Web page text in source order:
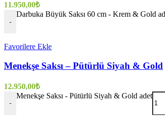
11.950,00₺
-
Darbuka Büyük Saksı 60 cm - Krem & Gold
Favorilere Ekle
Menekşe Saksı – Pütürlü Siyah & Gold
12.950,00₺
-
Menekşe Saksı - Pütürlü Siyah & Gold adet